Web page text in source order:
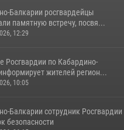
Балкарии росгвардейцы
памятную встречу, посвя...
12:29
Росгвардии по Кабардино-
жителей регион...
10:05
сотрудник Росгвардии
безопасности